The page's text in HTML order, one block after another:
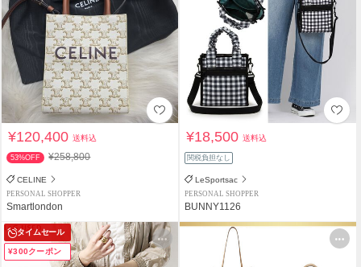
¥120,400送料込
53%OFF ¥258,800
CELINE
PERSONAL SHOPPER
Smartlondon
¥18,500送料込
関税負担なし
LeSportsac
PERSONAL SHOPPER
BUNNY1126
タイムセール
¥300クーポン